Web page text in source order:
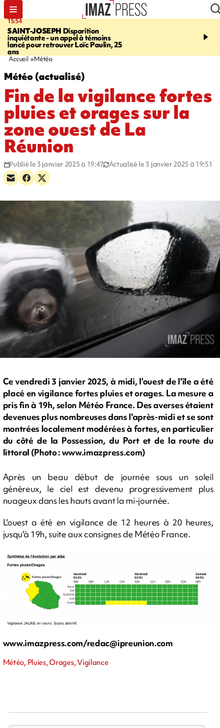
15:54
SAINT-JOSEPH Disparition
inquiétante - un appel à témoins
lancé pour retrouver Loïc Paulin, 25
ans
17:52
dimanche pour
Accueil Météo
Météo (actualisé)
Fin de la vigilance fortes
pluies et orages sur la
zone ouest de La
Réunion
Publié le 3 janvier 2025 à 19:47 Actualisé le 3 janvier 2025 à 19:51
Ce vendredi 3 janvier 2025, à midi, l'ouest de l'île a été
placé en vigilance fortes pluies et orages. La mesure a
pris fin à 19h, selon Météo France. Des averses étaient
devenues plus nombreuses dans l'après-midi et se sont
montrées localement modérées à fortes, en particulier
du côté de la Possession, du Port et de la route du
littoral (Photo : www.imazpress.com)
Après un beau début de journée sous un soleil
généreux, le ciel est devenu progressivement plus
nuageux dans les hauts avant la mi-journée.
L'ouest a été en vigilance de 12 heures à 20 heures,
jusqu'à 19h, suite aux consignes de Météo France.
www.imazpress.com/redac@ipreunion.com
Météo, Pluies, Orages, Vigilance